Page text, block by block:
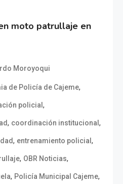
moto patrullaje en
Moroyoqui
de Policía de Cajeme,
policial ,
, coordinación institucional ,
, entrenamiento policial ,
, OBR Noticias,
, Policía Municipal Cajeme,